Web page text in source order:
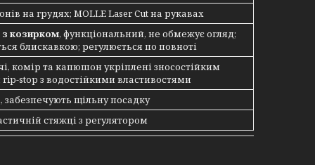
на грудях; MOLLE Laser Cut на рукавах
з козирком, функціональний, не обмежує огляд;
блискавкою; регулюється по повноті
комір та капюшон укріплені зносостійким
stop з водостійкими властивостями
забезпечують щільну посадку
стяжці з регулятором